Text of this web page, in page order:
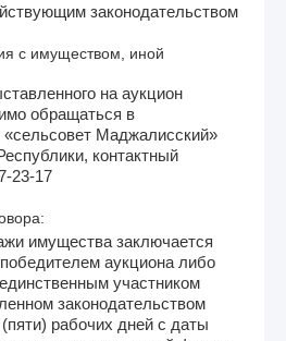
законодательством
с имуществом, иной
на аукцион
обращаться в
Маджалисский»
контактный
23-17
имущества заключается
аукциона либо
участником
законодательством
рабочих дней с даты